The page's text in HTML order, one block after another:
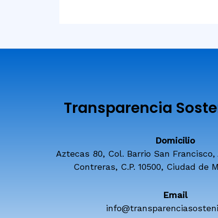
Transparencia
Domicilio
Aztecas 80, Col. Barrio San
Contreras, C.P. 10500, Ciudad de
Email